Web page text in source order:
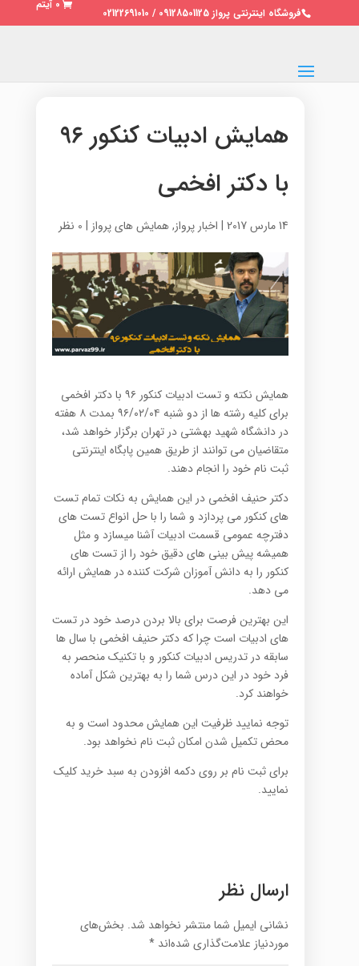
فروشگاه اینترنتی پرواز 09128501125 / 02122691010
0 آیتم
همایش ادبیات کنکور ۹۶
با دکتر افخمی
14 مارس 2017 | اخبار پرواز,همایش های پرواز | 0 نظر
همایش نکته و تست ادبیات کنکور ۹۶ با دکتر افخمی
برای کلیه رشته ها از دو شنبه ۹۶/۰۲/۰۴ بمدت ۸ هفته
در دانشگاه شهید بهشتی در تهران برگزار خواهد شد،
متقاضیان می توانند از طریق همین پابگاه اینترنتی
ثبت نام خود را انجام دهند.
دکتر حنیف افخمی در این همایش به نکات تمام تست
های کنکور می پردازد و شما را با حل انواع تست های
دفترچه عمومی قسمت ادبیات آشنا میسازد و مثل
همیشه پیش بینی های دقیق خود را از تست های
کنکور را به دانش آموزان شرکت کننده در همایش ارائه
می دهد.
این بهترین فرصت برای بالا بردن درصد خود در تست
های ادبیات است چرا که دکتر حنیف افخمی با سال ها
سابقه در تدریس ادبیات کنکور و با تکنیک منحصر به
فرد خود در این درس شما را به بهترین شکل آماده
خواهند کرد.
توجه نمایید ظرفیت این همایش محدود است و به
محض تکمیل شدن امکان ثبت نام نخواهد بود.
برای ثبت نام بر روی دکمه افزودن به سبد خرید کلیک
نمایید.
ارسال نظر
نشانی ایمیل شما منتشر نخواهد شد. بخش‌های
موردنیاز علامت‌گذاری شده‌اند *